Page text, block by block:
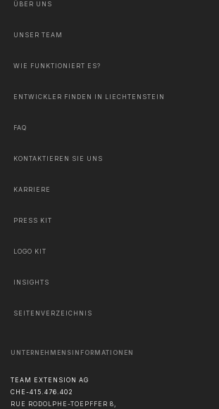
ÜBER UNS
UNSER TEAM
WIE FUNKTIONIERT ES?
ENTWICKLER FINDEN IN LIECHTENSTEIN
FAQ
KONTAKTIEREN SIE UNS
KARRIERE
PRESS KIT
LOGO KIT
INSIGHTS
SEITENVERZEICHNIS
UNTERNEHMENSINFORMATIONEN
TEAM EXTENSION AG
CHE-415.476.402
RUE RODOLPHE-TOEPFFER 8,